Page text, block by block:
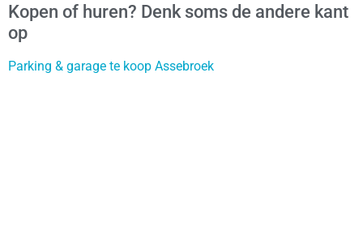
Kopen of huren? Denk soms de andere kant
op
Parking & garage te koop Assebroek